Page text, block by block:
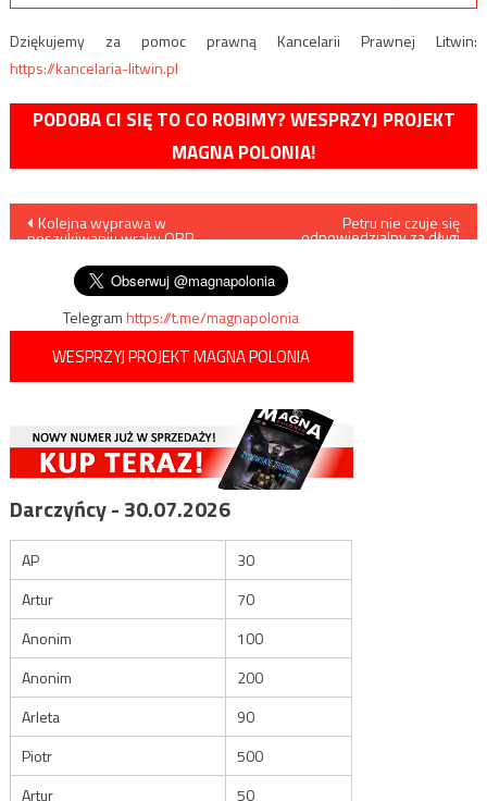
Dziękujemy za pomoc prawną Kancelarii Prawnej Litwin:
https://kancelaria-litwin.pl
PODOBA CI SIĘ TO CO ROBIMY? WESPRZYJ PROJEKT
MAGNA POLONIA!
Nawigacja
wpisu
Kolejna wyprawa w
poszukiwaniu wraku ORP
Petru nie czuje się
odpowiedzialny za długi
Telegramhttps://t.me/magnapolonia
WESPRZYJ PROJEKT MAGNA POLONIA
Darczyńcy - 30.07.2026
AP
30
Artur
70
Anonim
100
Anonim
200
Arleta
90
Piotr
500
Artur
50